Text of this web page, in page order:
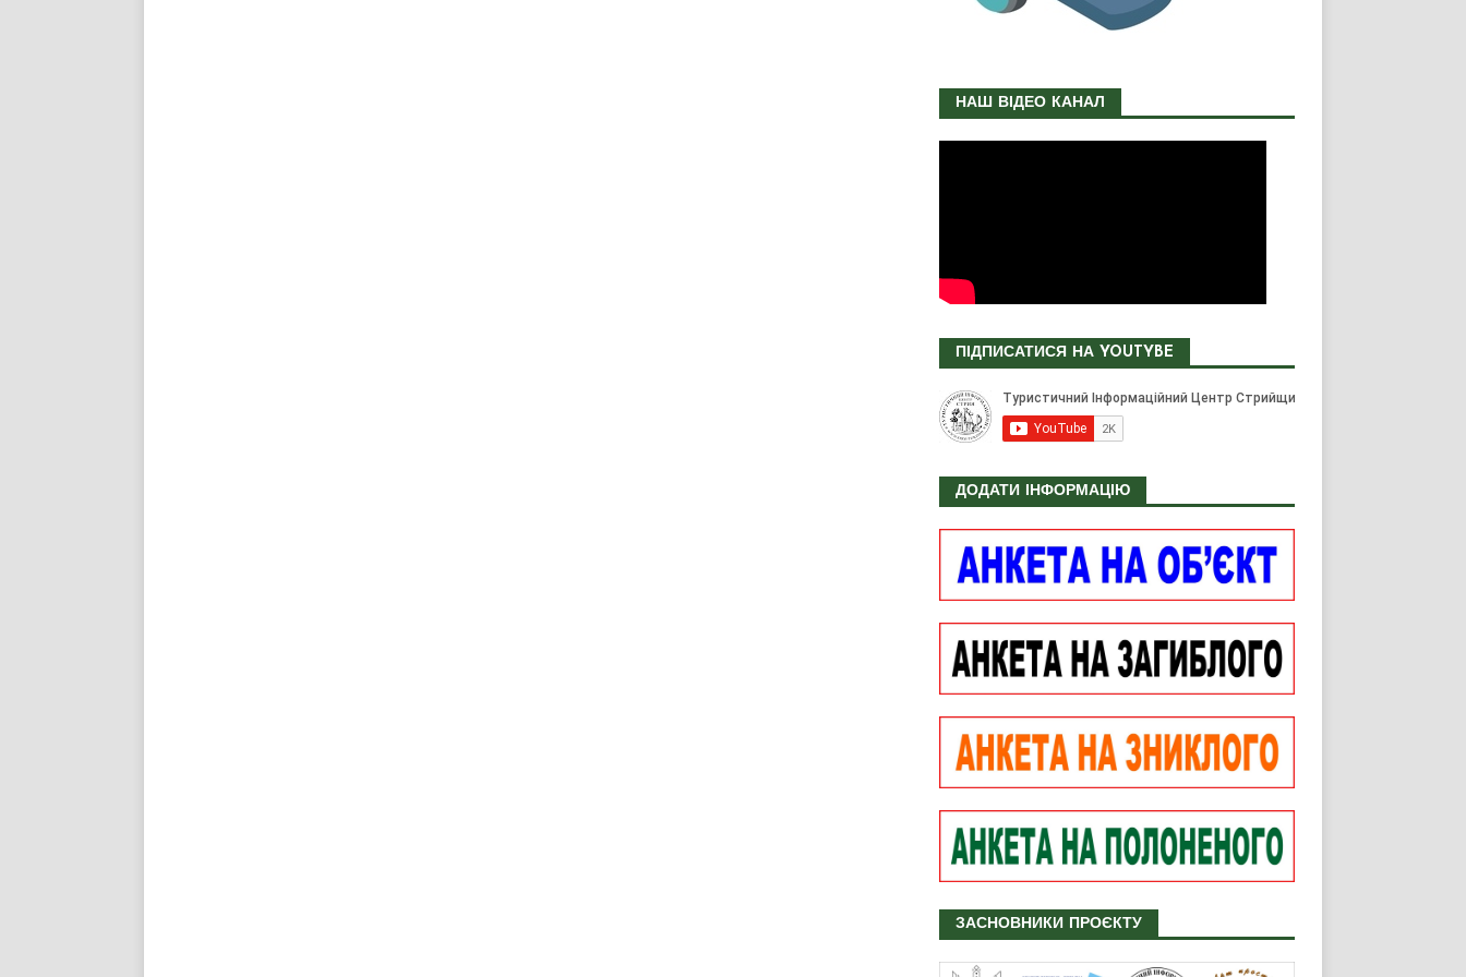
НАШ ВІДЕО КАНАЛ
ПІДПИСАТИСЯ НА YOUTYBE
ДОДАТИ ІНФОРМАЦІЮ
ЗАСНОВНИКИ ПРОЄКТУ